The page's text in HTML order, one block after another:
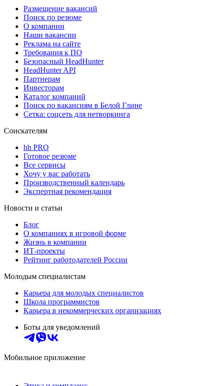
Размещение вакансий
Поиск по резюме
О компании
Наши вакансии
Реклама на сайте
Требования к ПО
Безопасный HeadHunter
HeadHunter API
Партнерам
Инвесторам
Каталог компаний
Поиск по вакансиям в Белой Глине
Сетка: соцсеть для нетворкинга
Соискателям
hh PRO
Готовое резюме
Все сервисы
Хочу у вас работать
Производственный календарь
Экспертная рекомендация
Новости и статьи
Блог
О компаниях в игровой форме
Жизнь в компании
ИТ-проекты
Рейтинг работодателей России
Молодым специалистам
Карьера для молодых специалистов
Школа программистов
Карьера в некоммерческих организациях
Боты для уведомлений
Мобильное приложение